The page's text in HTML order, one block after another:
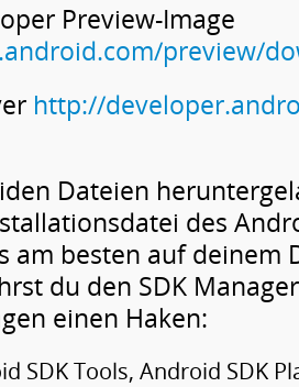
Preview-Image
preview/
http://
Dateien
des
am besten auf deinem
du den SDK
einen Haken:
SDK Tools, Android SDK